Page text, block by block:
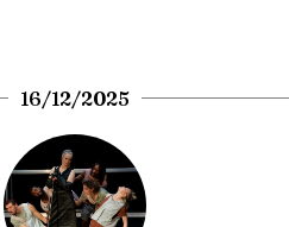
16/12/2025